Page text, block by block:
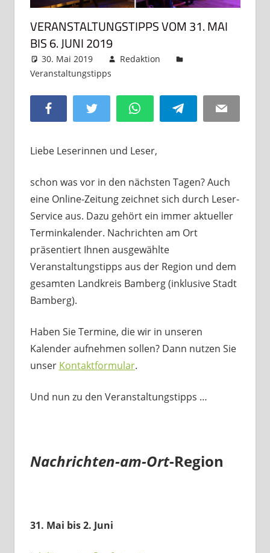
VERANSTALTUNGSTIPPS VOM 31. MAI
BIS 6. JUNI 2019
30. Mai 2019
Redaktion
Veranstaltungstipps
Facebook Twitter WhatsAppTelegram Email
Liebe Leserinnen und Leser,
schon was vor in den nächsten Tagen? Auch
eine Online-Zeitung zeichnet sich durch Leser-
Service aus. Dazu gehört ein immer aktueller
Terminkalender. Nachrichten am Ort
präsentiert Ihnen ausgewählte
Veranstaltungstipps aus der Region und dem
gesamten Landkreis Bamberg (inklusive Stadt
Bamberg).
Haben Sie Termine, die wir in unseren
Kalender aufnehmen sollen? Dann nutzen Sie
unser Kontaktformular.
Und nun zu den Veranstaltungstipps …
Nachrichten-am-Ort-Region
31. Mai bis 2. Juni